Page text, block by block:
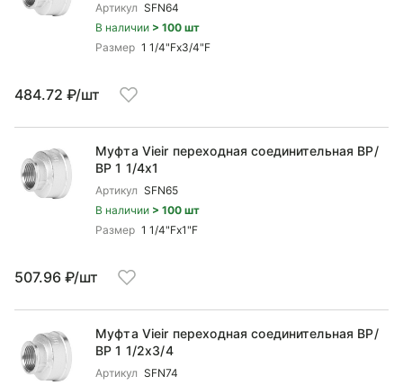
Артикул SFN64
В наличии > 100 шт
Размер 1 1/4"Fx3/4"F
484.72 ₽/шт
Муфта Vieir переходная соединительная ВР/
ВР 1 1/4x1
Артикул SFN65
В наличии > 100 шт
Размер 1 1/4"Fx1"F
507.96 ₽/шт
Муфта Vieir переходная соединительная ВР/
ВР 1 1/2x3/4
Артикул SFN74